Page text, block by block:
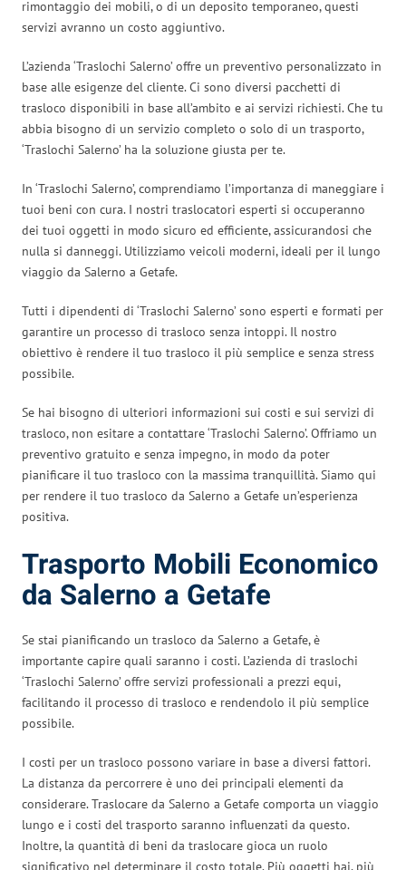
rimontaggio dei mobili, o di un deposito temporaneo, questi
servizi avranno un costo aggiuntivo.
L’azienda ‘Traslochi Salerno’ offre un preventivo personalizzato in
base alle esigenze del cliente. Ci sono diversi pacchetti di
trasloco disponibili in base all’ambito e ai servizi richiesti. Che tu
abbia bisogno di un servizio completo o solo di un trasporto,
‘Traslochi Salerno’ ha la soluzione giusta per te.
In ‘Traslochi Salerno’, comprendiamo l’importanza di maneggiare i
tuoi beni con cura. I nostri traslocatori esperti si occuperanno
dei tuoi oggetti in modo sicuro ed efficiente, assicurandosi che
nulla si danneggi. Utilizziamo veicoli moderni, ideali per il lungo
viaggio da Salerno a Getafe.
Tutti i dipendenti di ‘Traslochi Salerno’ sono esperti e formati per
garantire un processo di trasloco senza intoppi. Il nostro
obiettivo è rendere il tuo trasloco il più semplice e senza stress
possibile.
Se hai bisogno di ulteriori informazioni sui costi e sui servizi di
trasloco, non esitare a contattare ‘Traslochi Salerno’. Offriamo un
preventivo gratuito e senza impegno, in modo da poter
pianificare il tuo trasloco con la massima tranquillità. Siamo qui
per rendere il tuo trasloco da Salerno a Getafe un’esperienza
positiva.
Trasporto Mobili Economico
da Salerno a Getafe
Se stai pianificando un trasloco da Salerno a Getafe, è
importante capire quali saranno i costi. L’azienda di traslochi
‘Traslochi Salerno’ offre servizi professionali a prezzi equi,
facilitando il processo di trasloco e rendendolo il più semplice
possibile.
I costi per un trasloco possono variare in base a diversi fattori.
La distanza da percorrere è uno dei principali elementi da
considerare. Traslocare da Salerno a Getafe comporta un viaggio
lungo e i costi del trasporto saranno influenzati da questo.
Inoltre, la quantità di beni da traslocare gioca un ruolo
significativo nel determinare il costo totale. Più oggetti hai, più